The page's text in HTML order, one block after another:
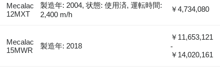
Mecalac
12MXT
製造年: 2004, 状態: 使用済, 運転時間:
2,400 m/h
￥4,734,080
Mecalac
15MWR
製造年: 2018
￥11,653,121
-
￥14,020,161